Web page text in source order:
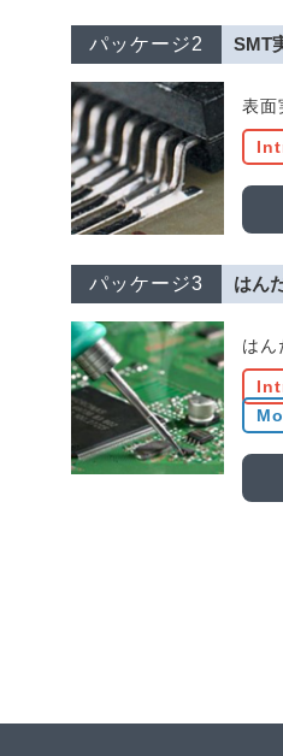
パッケージ2 SMT
表面
パッケージ3 はん
はん
CITプログラムでは、全